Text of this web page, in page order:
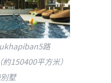
路
150400平方米）
墅